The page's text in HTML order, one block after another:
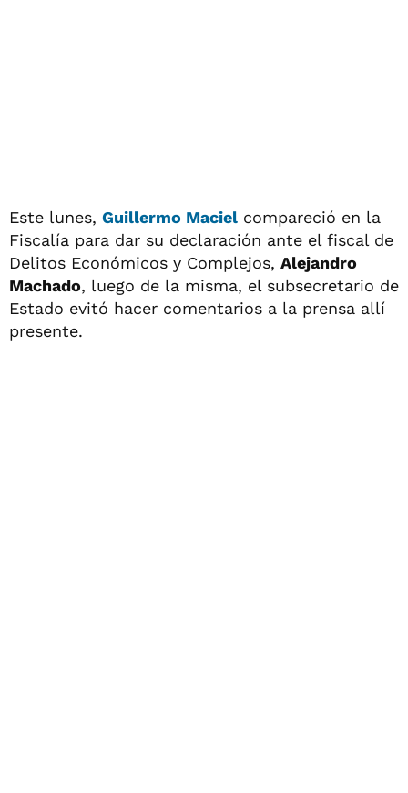
Este lunes, Guillermo Maciel compareció en la
Fiscalía para dar su declaración ante el fiscal de
Delitos Económicos y Complejos, Alejandro
Machado, luego de la misma, el subsecretario de
Estado evitó hacer comentarios a la prensa allí
presente.